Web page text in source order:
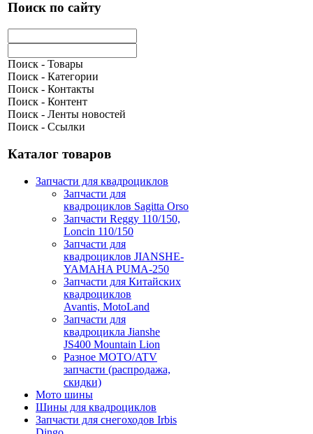
Поиск по сайту
Поиск - Товары
Поиск - Категории
Поиск - Контакты
Поиск - Контент
Поиск - Ленты новостей
Поиск - Ссылки
Каталог товаров
Запчасти для квадроциклов
Запчасти для
квадроциклов Sagitta Orso
Запчасти Reggy 110/150,
Loncin 110/150
Запчасти для
квадроциклов JIANSHE-
YAMAHA PUMA-250
Запчасти для Китайских
квадроциклов
Avantis, MotoLand
Запчасти для
квадроцикла Jianshe
JS400 Mountain Lion
Разное МОТО/ATV
запчасти (распродажа,
скидки)
Мото шины
Шины для квадроциклов
Запчасти для снегоходов Irbis